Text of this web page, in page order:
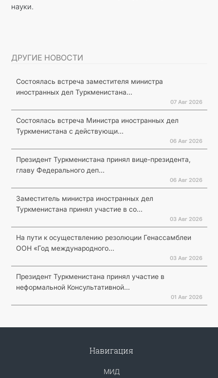
науки.
ДРУГИЕ НОВОСТИ
Состоялась встреча заместителя министра
иностранных дел Туркменистана...
07 Авг 2026
Состоялась встреча Министра иностранных дел
Туркменистана с действующи...
06 Авг 2026
Президент Туркменистана принял вице-президента,
главу Федерального деп...
06 Авг 2026
Заместитель министра иностранных дел
Туркменистана принял участие в со...
03 Авг 2026
На пути к осуществлению резолюции Генассамблеи
ООН «Год международного...
03 Авг 2026
Президент Туркменистана принял участие в
неформальной Консультативной...
01 Авг 2026
Навигация
МИД